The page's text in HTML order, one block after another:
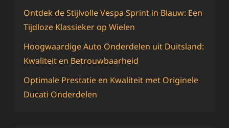
Ontdek de Stijlvolle Vespa Sprint in Blauw: Een
Tijdloze Klassieker op Wielen
Hoogwaardige Auto Onderdelen uit Duitsland:
Kwaliteit en Betrouwbaarheid
Optimale Prestatie en Kwaliteit met Originele
Ducati Onderdelen